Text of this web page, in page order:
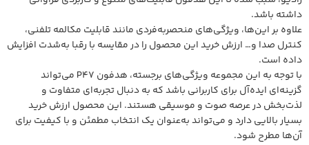
داشته باشد.
علاوه بر این‌ها، ویژگی‌های منحصربه‌فردی مانند قابلیت مکالمه تلفنی،
کنترل صدا و… ارزش خرید این محصول را در مقایسه با رقبا به‌شدت افزایش
داده است.
با توجه به این مجموعه ویژگی‌های برجسته، هدفون P47 می‌تواند
گزینه‌ای ایده‌آل برای کاربرانی باشد که به دنبال تجربه‌ای متفاوت و
لذت‌بخش در عرصه صوت و موسیقی هستند. این محصول ارزش خرید
بسیار بالایی دارد و می‌تواند به‌عنوان یک انتخاب مطمئن و با کیفیت برای
آن‌ها مطرح شود.